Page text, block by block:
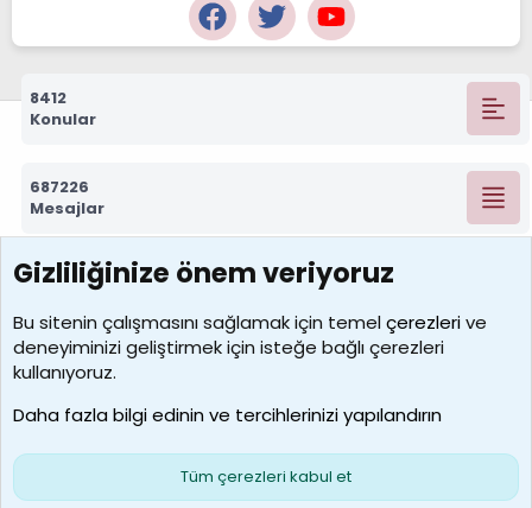
8412
Konular
687226
Mesajlar
7388
Kullanıcılar
borabekirogluu
Son üye
Çerezler
S
Gizliliğinize önem veriyoruz
Bu sitenin çalışmasını sağlamak için temelçerezlerive
deneyiminizi geliştirmek için isteğe bağlı çerezleri
kullanıyoruz.
Daha fazla bilgi edinin ve tercihlerinizi yapılandırın
Tüm çerezleri kabul et